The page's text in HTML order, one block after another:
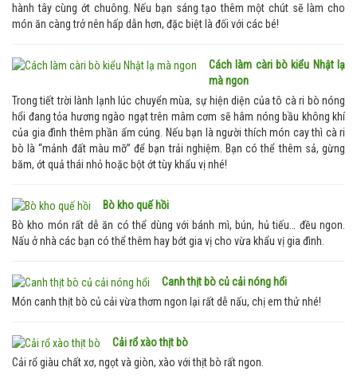
hành tây cùng ớt chuông. Nếu bạn sáng tạo thêm một chút sẽ làm cho
món ăn càng trở nên hấp dẫn hơn, đặc biệt là đối với các bé!
Cách làm càri bò kiểu Nhật lạ
mà ngon
Trong tiết trời lành lạnh lúc chuyển mùa, sự hiện diện của tô cà ri bò nóng
hổi đang tỏa hương ngào ngạt trên mâm cơm sẽ hâm nóng bầu không khí
của gia đình thêm phần ấm cúng. Nếu bạn là người thích món cay thì cà ri
bò là “mảnh đất màu mỡ” để bạn trải nghiệm. Bạn có thể thêm sả, gừng
băm, ớt quả thái nhỏ hoặc bột ớt tùy khẩu vị nhé!
Bò kho quế hồi
Bò kho món rất dễ ăn có thể dùng với bánh mì, bún, hủ tiếu… đều ngon.
Nấu ở nhà các bạn có thể thêm hay bớt gia vị cho vừa khẩu vị gia đình.
Canh thịt bò củ cải nóng hổi
Món canh thịt bò củ cải vừa thơm ngon lại rất dễ nấu, chị em thử nhé!
Cải rổ xào thịt bò
Cải rổ giàu chất xơ, ngọt và giòn, xào với thịt bò rất ngon.